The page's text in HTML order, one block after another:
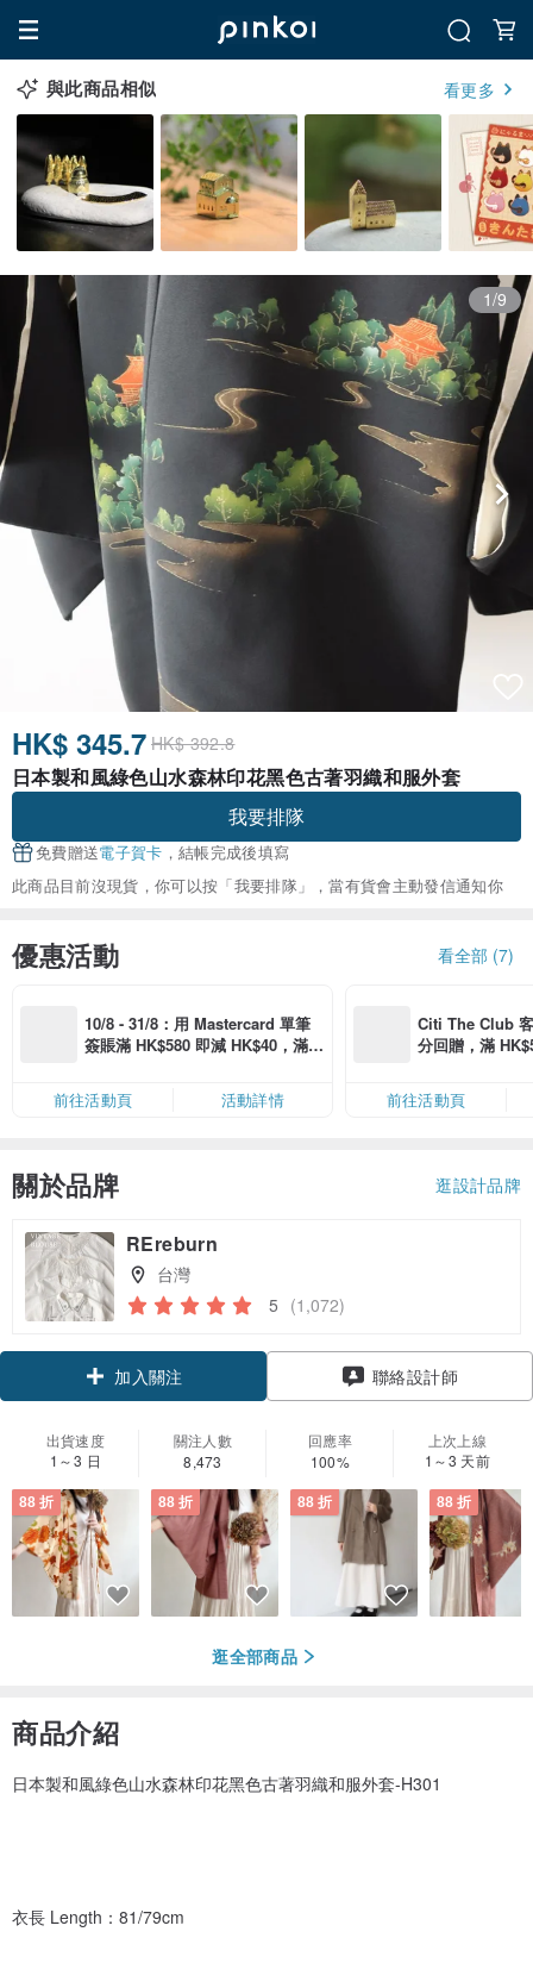
與此商品相似 看更多
1/9
HK$ 345.7 HK$ 392.8
日本製和風綠色山水森林印花黑色古著羽織和服外套
我要排隊
免費贈送電子賀卡 ，結帳完成後填寫
此商品目前沒現貨，你可以按「我要排隊」，當有貨會主動發信通知你
優惠活動 看全部 (7)
10/8 - 31/8：用 Mastercard 單筆
簽賬滿 HK$580 即減 HK$40，滿 H
六、日滿 HK$880 即減 HK$80（名
額有限，額滿即止，僅限「常用信
前往活動頁 活動詳情
Citi The Club
分回贈，滿
前往活動頁
關於品牌 逛設計品牌
REreburn
台灣
5 (1,072)
加入關注
聯絡設計師
出貨速度
1～3 日
關注人數
8,473
回應率
100%
上次上線
1～3 天前
88 折 88 折 88 折 88 折
逛全部商品
商品介紹
日本製和風綠色山水森林印花黑色古著羽織和服外套-H301
衣長 Length：81/79cm